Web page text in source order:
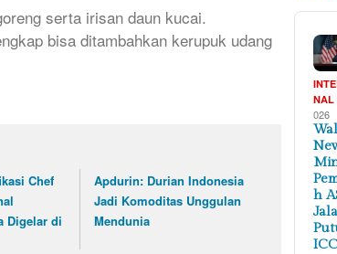
serta irisan daun kucai.
bisa ditambahkan kerupuk udang
Chef
Digelar di
Apdurin: Durian Indonesia
Jadi Komoditas Unggulan
Mendunia
NAL
026
h